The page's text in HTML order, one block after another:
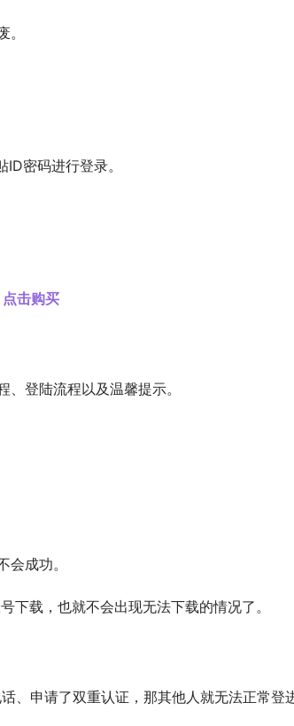
密码进行登录。
点击购买
登陆流程以及温馨提示。
成功。
下载，也就不会出现无法下载的情况了。
、申请了双重认证，那其他人就无法正常登进